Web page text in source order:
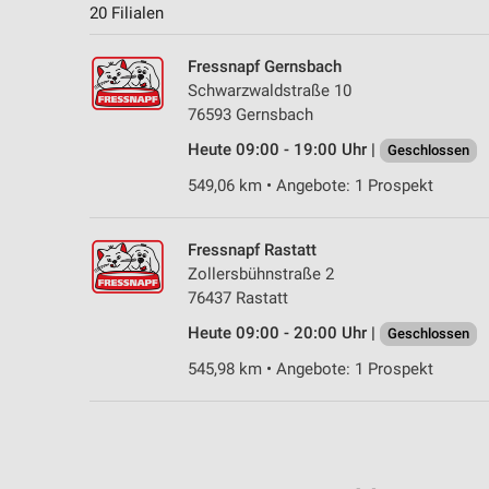
20 Filialen
Fressnapf Gernsbach
Schwarzwaldstraße 10
76593 Gernsbach
Heute 09:00 - 19:00 Uhr |
Geschlossen
549,06 km • Angebote: 1 Prospekt
Fressnapf Rastatt
Zollersbühnstraße 2
76437 Rastatt
Heute 09:00 - 20:00 Uhr |
Geschlossen
545,98 km • Angebote: 1 Prospekt